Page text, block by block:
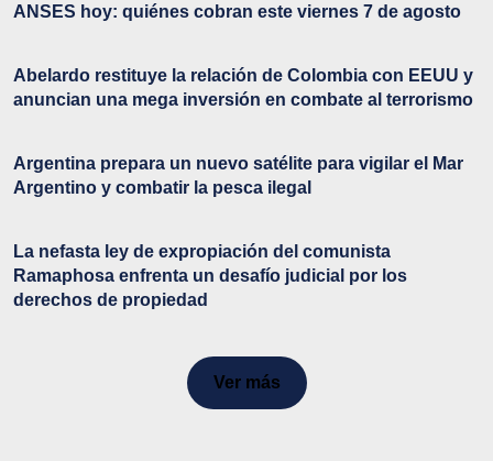
ANSES hoy: quiénes cobran este viernes 7 de agosto
Abelardo restituye la relación de Colombia con EEUU y
anuncian una mega inversión en combate al terrorismo
Argentina prepara un nuevo satélite para vigilar el Mar
Argentino y combatir la pesca ilegal
La nefasta ley de expropiación del comunista
Ramaphosa enfrenta un desafío judicial por los
derechos de propiedad
Ver más